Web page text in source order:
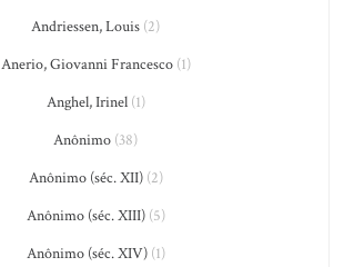
Andriessen, Louis (2)
Anerio, Giovanni Francesco(1)
Anghel, Irinel(1)
Anônimo (38)
Anônimo (séc. XII)(2)
Anônimo (séc. XIII)(5)
Anônimo (séc. XIV)(1)